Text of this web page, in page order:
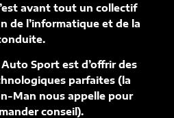
avant tout un collectif
de l’informatique et de la
Sport est d’offrir des
parfaites (la
Man nous appelle pour
conseil).